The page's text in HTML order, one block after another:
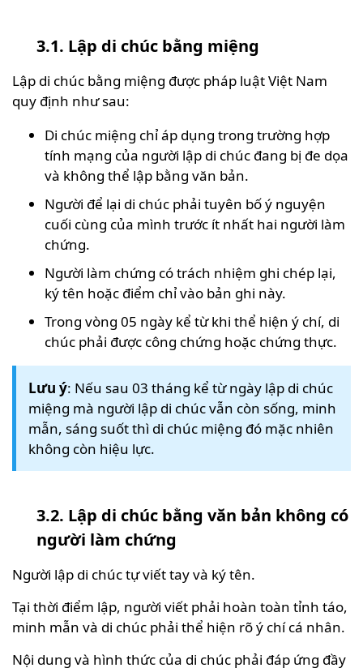
3.1. Lập di chúc bằng miệng
Lập di chúc bằng miệng được pháp luật Việt Nam
quy định như sau:
Di chúc miệng chỉ áp dụng trong trường hợp
tính mạng của người lập di chúc đang bị đe dọa
và không thể lập bằng văn bản.
Người để lại di chúc phải tuyên bố ý nguyện
cuối cùng của mình trước ít nhất hai người làm
chứng.
Người làm chứng có trách nhiệm ghi chép lại,
ký tên hoặc điểm chỉ vào bản ghi này.
Trong vòng 05 ngày kể từ khi thể hiện ý chí, di
chúc phải được công chứng hoặc chứng thực.
Lưu ý: Nếu sau 03 tháng kể từ ngày lập di chúc
miệng mà người lập di chúc vẫn còn sống, minh
mẫn, sáng suốt thì di chúc miệng đó mặc nhiên
không còn hiệu lực.
3.2. Lập di chúc bằng văn bản không có
người làm chứng
Người lập di chúc tự viết tay và ký tên.
Tại thời điểm lập, người viết phải hoàn toàn tỉnh táo,
minh mẫn và di chúc phải thể hiện rõ ý chí cá nhân.
Nội dung và hình thức của di chúc phải đáp ứng đầy